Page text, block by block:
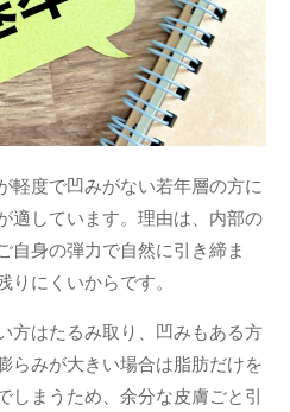
軽度で凹みがない若年層の方に
適しています。理由は、内部の
自身の弾力で自然に引き締ま
りにくいからです。
方はたるみ取り、凹みもある方
らみが大きい場合は脂肪だけを
しまうため、余分な皮膚ごと引